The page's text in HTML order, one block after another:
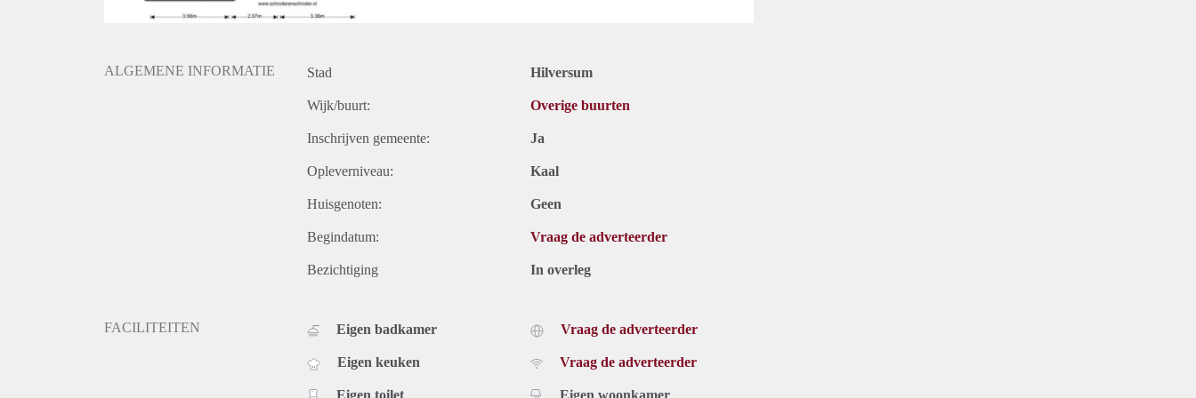
ALGEMENE INFORMATIE Stad Hilversum
Wijk/buurt: Overige buurten
Inschrijven gemeente: Ja
Opleverniveau: Kaal
Huisgenoten: Geen
Begindatum: Vraag de adverteerder
Bezichtiging In overleg
FACILITEITEN Eigen badkamer
Eigen keuken
Vraag de adverteerder
Vraag de adverteerder